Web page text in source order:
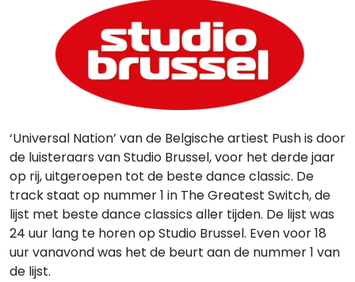
‘Universal Nation’ van de Belgische artiest Push is door
de luisteraars van Studio Brussel, voor het derde jaar
op rij, uitgeroepen tot de beste dance classic. De
track staat op nummer 1 in The Greatest Switch, de
lijst met beste dance classics aller tijden. De lijst was
24 uur lang te horen op Studio Brussel. Even voor 18
uur vanavond was het de beurt aan de nummer 1 van
de lijst.